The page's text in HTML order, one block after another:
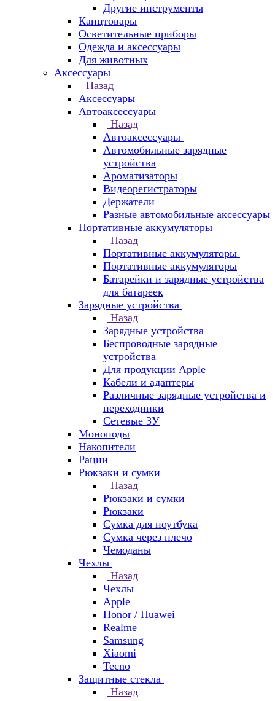
Другие инструменты
Канцтовары
Осветительные приборы
Одежда и аксессуары
Для животных
Аксессуары
Назад
Аксессуары
Автоаксессуары
Назад
Автоаксессуары
Автомобильные зарядные
устройства
Ароматизаторы
Видеорегистраторы
Держатели
Разные автомобильные аксессуары
Портативные аккумуляторы
Назад
Портативные аккумуляторы
Портативные аккумуляторы
Батарейки и зарядные устройства
для батареек
Зарядные устройства
Назад
Зарядные устройства
Беспроводные зарядные
устройства
Для продукции Apple
Кабели и адаптеры
Различные зарядные устройства и
переходники
Сетевые ЗУ
Моноподы
Накопители
Рации
Рюкзаки и сумки
Назад
Рюкзаки и сумки
Рюкзаки
Сумка для ноутбука
Сумка через плечо
Чемоданы
Чехлы
Назад
Чехлы
Apple
Honor / Huawei
Realme
Samsung
Xiaomi
Tecno
Защитные стекла
Назад